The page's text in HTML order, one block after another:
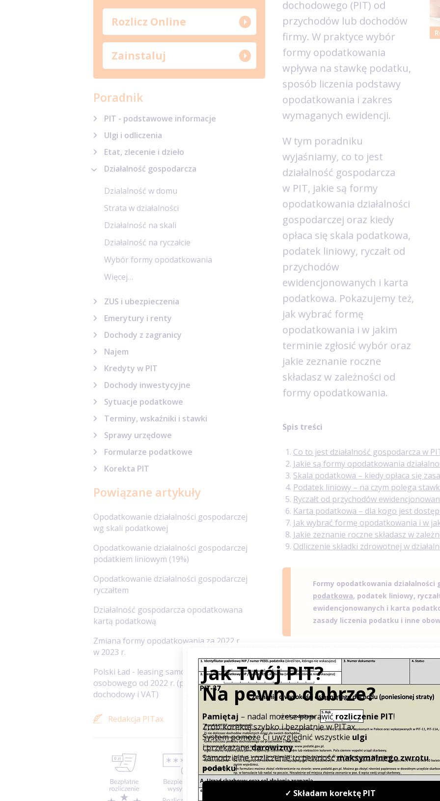
dochodowego (PIT) od
przychodów lub dochodów
firmy. W praktyce wybór
formy opodatkowania
wpływa na stawkę podatku,
sposób liczenia podstawy
opodatkowania i zakres
wymaganych ewidencji.
W tym poradniku
wyjaśniamy, co to jest
działalność gospodarcza
w PIT, jakie są formy
opodatkowania działalności
gospodarczej oraz kiedy
opłaca się skala podatkowa,
podatek liniowy, ryczałt od
przychodów
ewidencjonowanych i karta
podatkowa. Pokazujemy też,
jak wybrać formę
opodatkowania i w jakim
terminie zgłosić wybór oraz
jakie zeznanie roczne
składasz w zależności od
formy opodatkowania.
Spis treści
Co to jest działalność gospodarcza w
Jakie są formy opodatkowania
Skala podatkowa – kiedy opłaca się
Podatek liniowy – na czym polega
Ryczałt od przychodów
Karta podatkowa – dla kogo jest
Jak wybrać formę opodatkowania i w
Jakie zeznanie roczne składasz w
Odliczenie składki zdrowotnej w
Formy opodatkowania działalności
podatkowa, podatek liniowy,
ewidencjonowanych i karta
zasady liczenia podatku i inne
Forma opodatkowania
Skala podatkowa
(zasady ogólne)
Dochód
(przychód
koszty)
Podatek liniowy
Dochód
(przychód
Rozlicz Online
Zainstaluj
Poradnik
PIT - podstawowe informacje
Ulgi i odliczenia
Etat, zlecenie i dzieło
Działalność gospodarcza
Dzialalność w domu
Strata w działalności
Działalność na skali
Działalność na ryczałcie
Wybór formy opodatkowania
Więcej…
ZUS i ubezpieczenia
Emerytury i renty
Dochody z zagranicy
Najem
Kredyty w PIT
Dochody inwestycyjne
Sytuacje podatkowe
Terminy, wskaźniki i stawki
Sprawy urzędowe
Formularze podatkowe
Korekta PIT
Powiązane artykuły
Opodatkowanie działalności gospodarczej
wg skali podatkowej
Opodatkowanie działalności gospodarczej
podatkiem liniowym (19%)
Opodatkowanie działalności gospodarczej
ryczałtem
Działalność gospodarcza opodatkowana
kartą podatkową
Zmiana formy opodatkowania za 2022 r.
w 2023 r.
Polski Ład - leasing samochodu
osobowego od 2022 r. (podatek
dochodowy i VAT)
Redakcja PITax